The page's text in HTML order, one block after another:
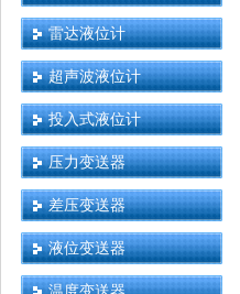
雷达液位计
超声波液位计
投入式液位计
压力变送器
差压变送器
液位变送器